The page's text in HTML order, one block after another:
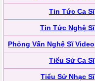
Tin Tức Ca Sĩ
Tin Tức Nghệ Sĩ
Phỏng Vấn Nghệ Sĩ Video
Tiểu Sử Ca Sĩ
Tiểu Sử Nhạc Sĩ